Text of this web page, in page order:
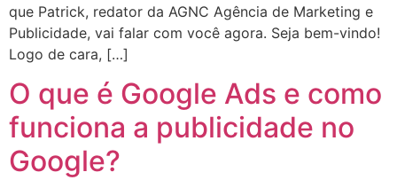
que Patrick, redator da AGNC Agência de Marketing e
Publicidade, vai falar com você agora. Seja bem-vindo!
Logo de cara, […]
O que é Google Ads e como
funciona a publicidade no
Google?